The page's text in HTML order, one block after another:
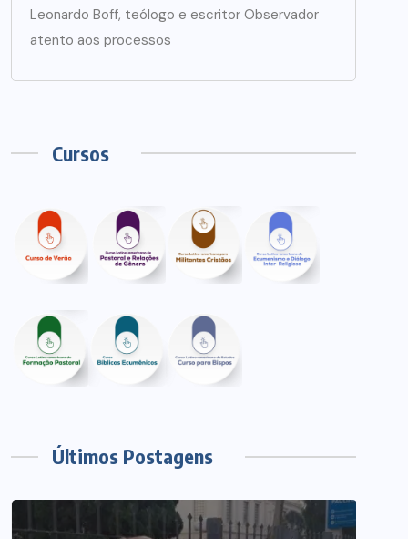
Leonardo Boff, teólogo e escritor Observador
atento aos processos
Cursos
Últimos Postagens